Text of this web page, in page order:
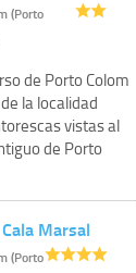
(Porto
de Porto Colom
la localidad
vistas al
de Porto
Marsal
(Porto